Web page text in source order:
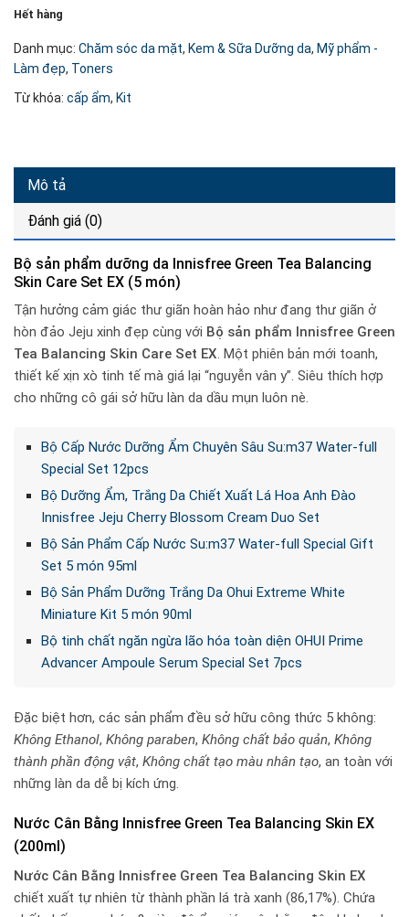
Hết hàng
Danh mục: Chăm sóc da mặt, Kem & Sữa Dưỡng da, Mỹ phẩm -
Làm đẹp, Toners
Từ khóa: cấp ẩm, Kit
Mô tả
Đánh giá (0)
Bộ sản phẩm dưỡng da Innisfree Green Tea Balancing
Skin Care Set EX (5 món)
Tận hưởng cảm giác thư giãn hoàn hảo như đang thư giãn ở
hòn đảo Jeju xinh đẹp cùng với Bộ sản phẩm Innisfree Green
Tea Balancing Skin Care Set EX. Một phiên bản mới toanh,
thiết kế xịn xò tinh tế mà giá lại “nguyễn vân y”. Siêu thích hợp
cho những cô gái sở hữu làn da dầu mụn luôn nè.
Bộ Cấp Nước Dưỡng Ẩm Chuyên Sâu Su:m37 Water-full
Special Set 12pcs
Bộ Dưỡng Ẩm, Trắng Da Chiết Xuất Lá Hoa Anh Đào
Innisfree Jeju Cherry Blossom Cream Duo Set
Bộ Sản Phẩm Cấp Nước Su:m37 Water-full Special Gift
Set 5 món 95ml
Bộ Sản Phẩm Dưỡng Trắng Da Ohui Extreme White
Miniature Kit 5 món 90ml
Bộ tinh chất ngăn ngừa lão hóa toàn diện OHUI Prime
Advancer Ampoule Serum Special Set 7pcs
Đặc biệt hơn, các sản phẩm đều sở hữu công thức 5 không:
Không Ethanol, Không paraben, Không chất bảo quản, Không
thành phần động vật, Không chất tạo màu nhân tạo, an toàn với
những làn da dễ bị kích ứng.
Nước Cân Bằng Innisfree Green Tea Balancing Skin EX
(200ml)
Nước Cân Bằng Innisfree Green Tea Balancing Skin EX
chiết xuất tự nhiên từ thành phần lá trà xanh (86,17%). Chứa